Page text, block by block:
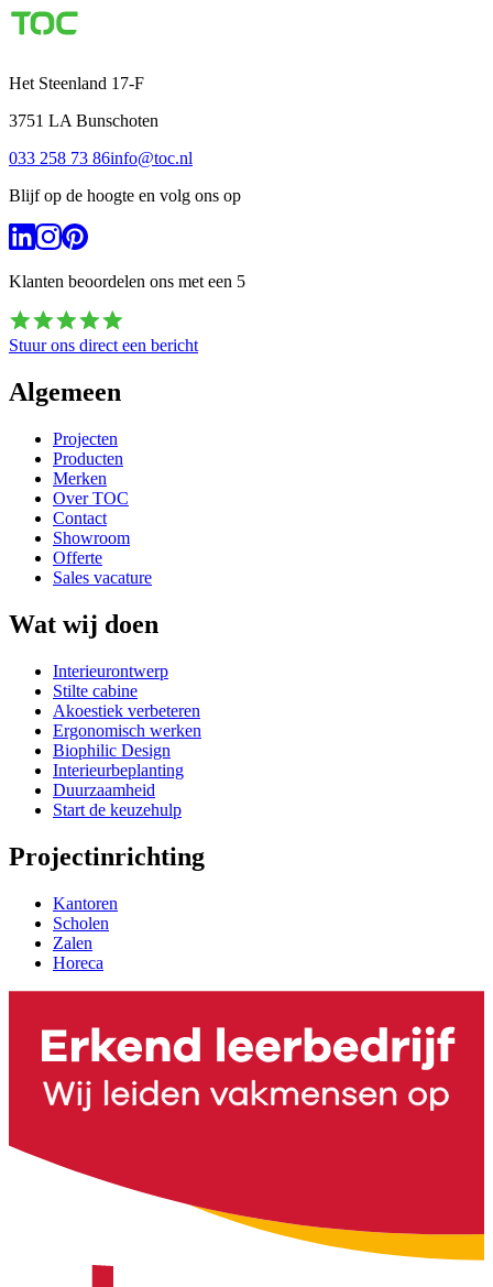
Het Steenland 17-F
3751 LA Bunschoten
033 258 73 86info@toc.nl
Blijf op de hoogte en volg ons op
Klanten beoordelen ons met een 5
Stuur ons direct een bericht
Algemeen
Projecten
Producten
Merken
Over TOC
Contact
Showroom
Offerte
Sales vacature
Wat wij doen
Interieurontwerp
Stilte cabine
Akoestiek verbeteren
Ergonomisch werken
Biophilic Design
Interieurbeplanting
Duurzaamheid
Start de keuzehulp
Projectinrichting
Kantoren
Scholen
Zalen
Horeca